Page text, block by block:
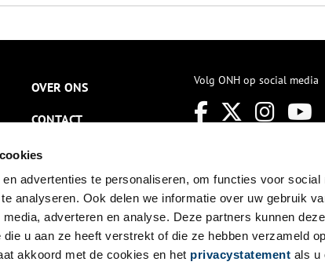
advertenties te personaliseren, om functies voor social
analyseren. Ook delen we informatie over uw gebruik
adverteren en analyse. Deze partners kunnen
u aan ze heeft verstrekt of die ze hebben verzameld
akkoord met de cookies en het privacystatement als u
OVER ONS
CONTACT
NIEUWSBRIEF
DISCLAIMER
PRIVACY
TOEGANKELIJKHEID
Volg ONH op social media